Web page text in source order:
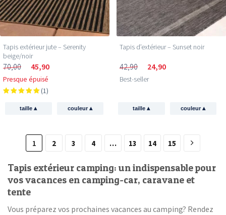
Tapis extérieur jute​ – Serenity
beige/noir
70,00 45,90
Presque épuisé
(1)
taille▴ couleur▴
Tapis d’extérieur – Sunset noir
42,90 24,90
Best-seller
taille▴ couleur▴
1 2 3 4 … 13 14 15
Tapis extérieur camping: un indispensable pour
vos vacances en camping-car, caravane et
tente
Vous préparez vos prochaines vacances au camping? Rendez